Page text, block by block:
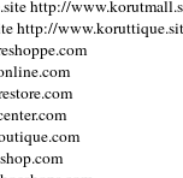
http://
http://